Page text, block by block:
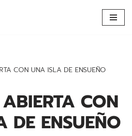
CON UNA ISLA DE ENSUEÑO
CON
DE ENSUEÑO